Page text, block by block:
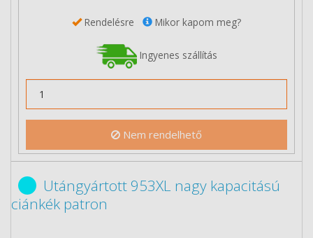
Rendelésre Mikor kapom meg?
Ingyenes szállítás
Nem rendelhető
Utángyártott 953XL nagy kapacitású
ciánkék patron